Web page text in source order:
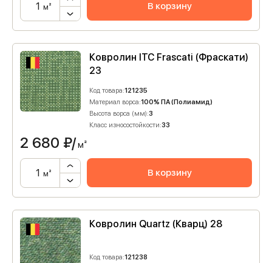
м² В корзину
Ковролин ITC Frascati (Фраскати)
23
Код товара:121235
Материал ворса:100% ПА (Полиамид)
Высота ворса (мм):3
Класс износостойкости:33
2 680 ₽/м²
м² В корзину
Ковролин Quartz (Кварц) 28
Код товара:121238